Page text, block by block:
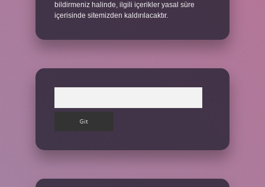
bildirmeniz halinde, ilgili içerikler yasal süre
içerisinde sitemizden kaldırılacaktır.